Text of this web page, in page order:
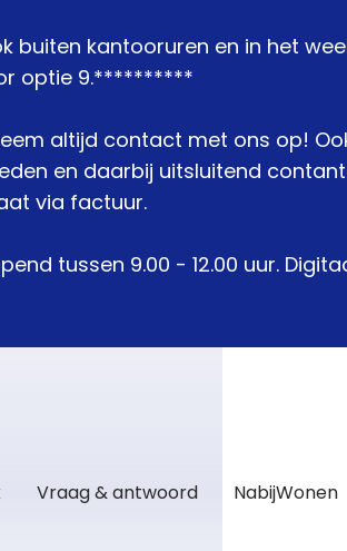
buiten kantooruren en in het
optie 9.**********
altijd contact met ons op!
en daarbij uitsluitend
via factuur.
tussen 9.00 - 12.00 uur.
Vraag & antwoord NabijWonen